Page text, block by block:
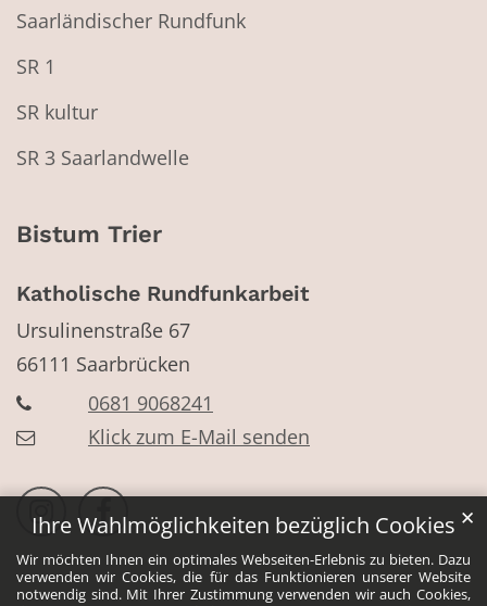
Ihre Wahlmöglichkeiten bezüglich Cookies
Wir möchten Ihnen ein optimales Webseiten-Erlebnis zu bieten. Dazu
verwenden wir Cookies, die für das Funktionieren unserer Website
notwendig sind. Mit Ihrer Zustimmung verwenden wir auch Cookies,
✕
Saarländischer Rundfunk
SR 1
SR kultur
SR 3 Saarlandwelle
Bistum Trier
Katholische Rundfunkarbeit
Ursulinenstraße 67
66111 Saarbrücken
0681 9068241
Klick zum E-Mail senden
Bistum Trier auf Instragram
Bistum Trier auf Facebook